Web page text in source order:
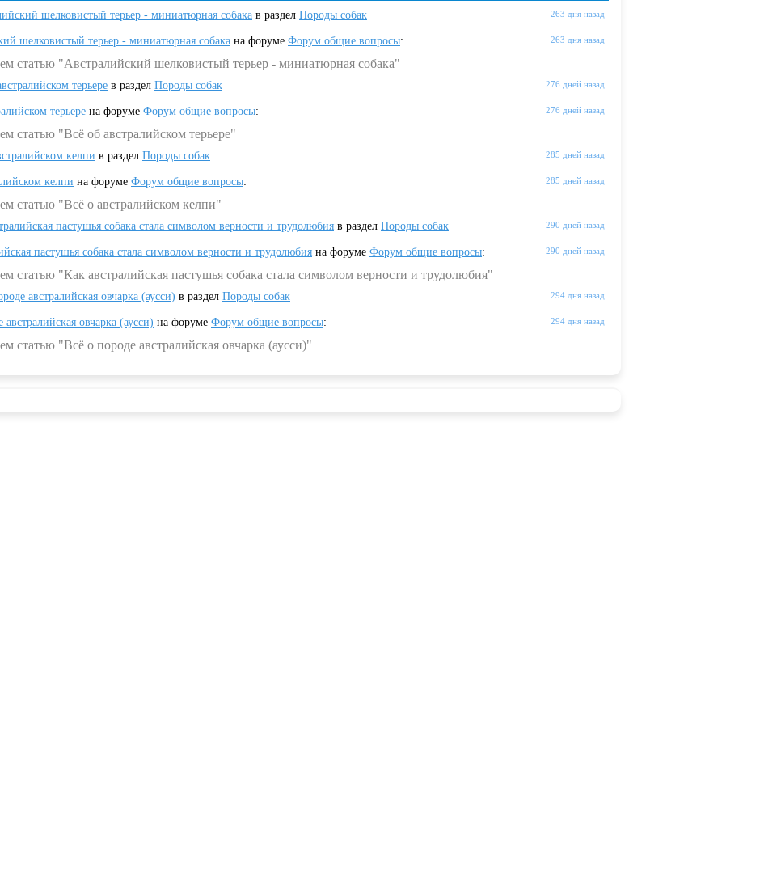
263 дня назад
шелковистый терьер - миниатюрная собака в раздел Породы собак
263 дня назад
шелковистый терьер - миниатюрная собака на форуме Форум общие вопросы:
статью "Австралийский шелковистый терьер - миниатюрная собака"
276 дней назад
терьере в раздел Породы собак
276 дней назад
терьере на форуме Форум общие вопросы:
статью "Всё об австралийском терьере"
285 дней назад
келпи в раздел Породы собак
285 дней назад
келпи на форуме Форум общие вопросы:
статью "Всё о австралийском келпи"
290 дней назад
пастушья собака стала символом верности и трудолюбия в раздел Породы собак
290 дней назад
пастушья собака стала символом верности и трудолюбия на форуме Форум общие вопросы:
статью "Как австралийская пастушья собака стала символом верности и трудолюбия"
294 дня назад
австралийская овчарка (аусси) в раздел Породы собак
294 дня назад
австралийская овчарка (аусси) на форуме Форум общие вопросы:
статью "Всё о породе австралийская овчарка (аусси)"